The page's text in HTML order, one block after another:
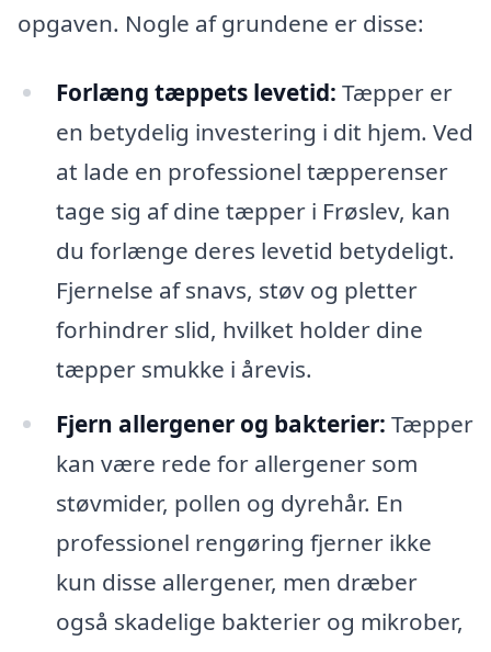
opgaven. Nogle af grundene er disse:
Forlæng tæppets levetid: Tæpper er
en betydelig investering i dit hjem. Ved
at lade en professionel tæpperenser
tage sig af dine tæpper i Frøslev, kan
du forlænge deres levetid betydeligt.
Fjernelse af snavs, støv og pletter
forhindrer slid, hvilket holder dine
tæpper smukke i årevis.
Fjern allergener og bakterier: Tæpper
kan være rede for allergener som
støvmider, pollen og dyrehår. En
professionel rengøring fjerner ikke
kun disse allergener, men dræber
også skadelige bakterier og mikrober,